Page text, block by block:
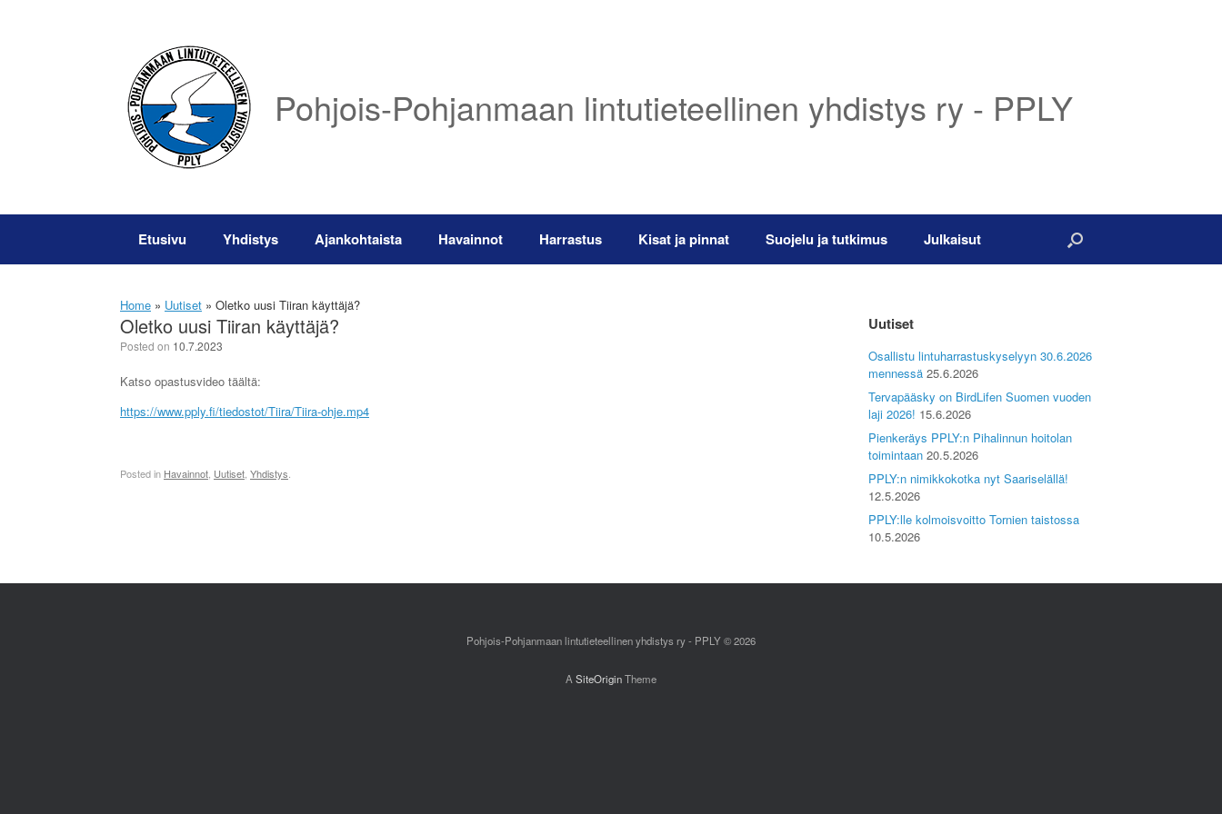
Pohjois-Pohjanmaan lintutieteellinen yhdistys ry - PPLY
Etusivu Yhdistys Ajankohtaista Havainnot Harrastus Kisat ja pinnat Suojelu ja tutkimus Julkaisut
Home » Uutiset » Oletko uusi Tiiran käyttäjä?
Oletko uusi Tiiran käyttäjä?
Posted on 10.7.2023
Katso opastusvideo täältä:
https://www.pply.fi/tiedostot/Tiira/Tiira-ohje.mp4
Posted in Havainnot Uutiset Yhdistys
Uutiset
Osallistu lintuharrastuskyselyyn 30.6.2026
mennessä 25.6.2026
Tervapääsky on BirdLifen Suomen vuoden
laji 2026! 15.6.2026
Pienkeräys PPLY:n Pihalinnun hoitolan
toimintaan 20.5.2026
PPLY:n nimikkokotka nyt Saariselällä!
12.5.2026
PPLY:lle kolmoisvoitto Tornien taistossa
10.5.2026
Pohjois-Pohjanmaan lintutieteellinen yhdistys ry - PPLY © 2026
A SiteOriginTheme